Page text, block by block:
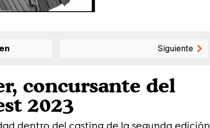
Siguiente
concursante del
2023